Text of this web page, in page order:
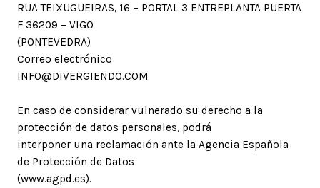
RUA TEIXUGUEIRAS, 16 – PORTAL 3 ENTREPLANTA PUERTA
F 36209 – VIGO
(PONTEVEDRA)
Correo electrónico
INFO@DIVERGIENDO.COM
En caso de considerar vulnerado su derecho a la
protección de datos personales, podrá
interponer una reclamación ante la Agencia Española
de Protección de Datos
(www.agpd.es).